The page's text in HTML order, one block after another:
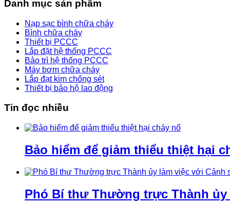
Danh mục sản phẩm
Nạp sạc bình chữa cháy
Bình chữa cháy
Thiết bị PCCC
Lắp đặt hệ thống PCCC
Bảo trì hệ thống PCCC
Máy bơm chữa cháy
Lắp đạt kim chống sét
Thiết bị bảo hộ lao động
Tin đọc nhiều
Bảo hiểm để giảm thiểu thiệt hại
Phó Bí thư Thường trực Thành ủy